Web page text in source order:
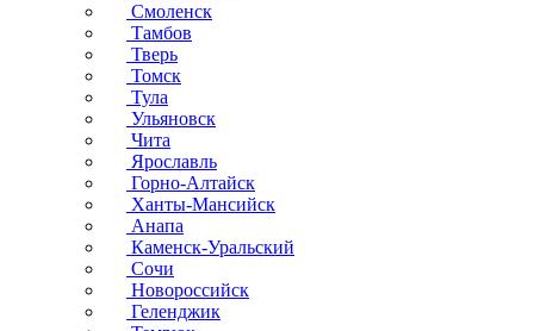
Смоленск
Тамбов
Тверь
Томск
Тула
Ульяновск
Чита
Ярославль
Горно-Алтайск
Ханты-Мансийск
Анапа
Каменск-Уральский
Сочи
Новороссийск
Геленджик